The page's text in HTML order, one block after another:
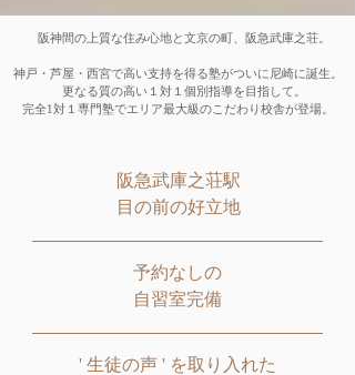
阪神間の上質な住み心地と文京の町、阪急武庫之荘。
神戸・芦屋・西宮で高い支持を得る塾がついに尼崎に誕生。
更なる質の高い１対１個別指導を目指して。
完全1対１専門塾でエリア最大級のこだわり校舎が登場。
阪急武庫之荘駅
目の前の好立地
予約なしの​
自習室完備
' 生徒の声 ' を取り入れた